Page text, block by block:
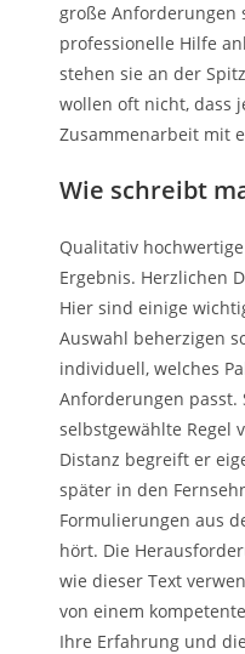
große Anforderungen
professionelle Hilfe
stehen sie an der
wollen oft nicht, dass
Zusammenarbeit mit
Wie schreibt
Qualitativ
Ergebnis. Herzlichen
Hier sind einige
Auswahl beherzigen
individuell, welches
Anforderungen passt.
selbstgewählte Regel
Distanz begreift er
später in den
Formulierungen aus
hört. Die
wie dieser Text
von einem
Ihre Erfahrung und